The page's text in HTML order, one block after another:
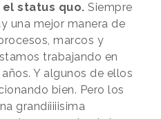
status quo. Siempre
una mejor manera de
marcos y
trabajando en
Y algunos de ellos
bien. Pero los
grandíiiiisima